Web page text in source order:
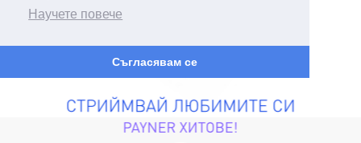
Научете повече
Съгласявам се